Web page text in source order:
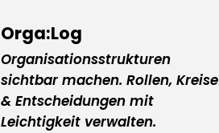
Orga:Log
Organisationsstrukturen
sichtbar machen. Rollen, Kreise
& Entscheidungen mit
Leichtigkeit verwalten.